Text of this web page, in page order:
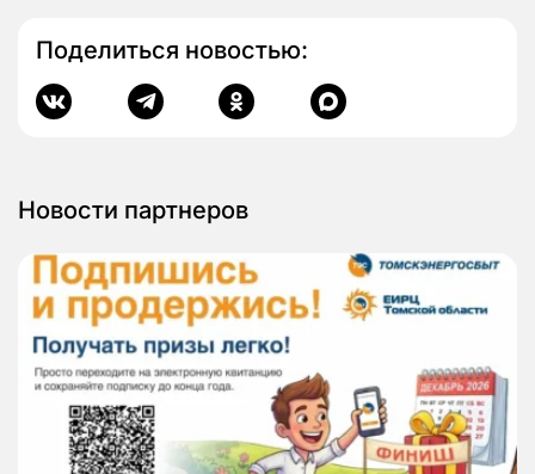
Поделиться новостью:
Новости партнеров